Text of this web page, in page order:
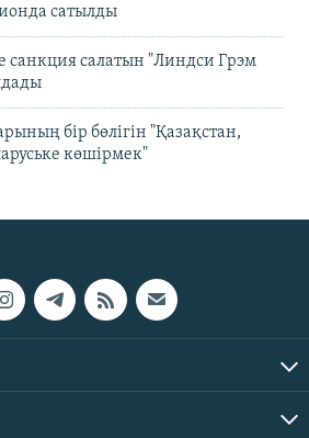
сатылды
санкция салатын "Линдси Грэм
бір бөлігін "Қазақстан,
көшірмек"